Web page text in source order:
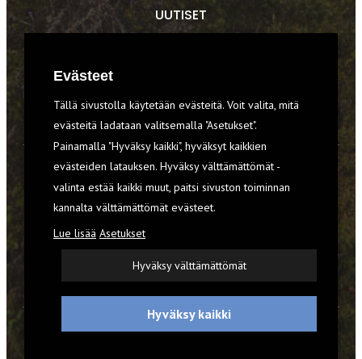
UUTISET
VARUSTEET
TILAA RETKI-LEHTI
YHTEYSTIEDOT
REKISTERISELOSTE
EVÄSTEET
Evästeet
Tällä sivustolla käytetään evästeitä. Voit valita, mitä
evästeitä ladataan valitsemalla "Asetukset".
Painamalla "Hyväksy kaikki", hyväksyt kaikkien
evästeiden latauksen. Hyväksy välttämättömät -
valinta estää kaikki muut, paitsi sivuston toiminnan
kannalta välttämättömät evästeet.
Lue lisää Asetukset
Hyväksy välttämättömät
Hyväksy kaikki